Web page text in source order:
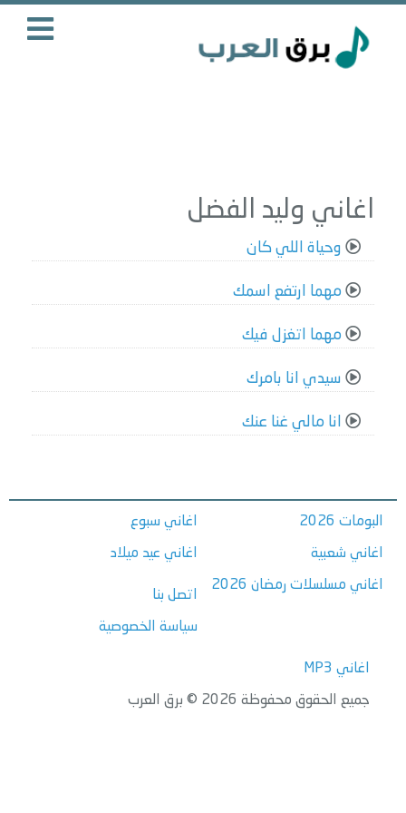
اغاني وليد الفضل
وحياة اللي كان
مهما ارتفع اسمك
مهما اتغزل فيك
سيدي انا بامرك
انا مالي غنا عنك
البومات 2026
اغاني شعبية
اغاني مسلسلات رمضان 2026
اغاني سبوع
اغاني عيد ميلاد
اتصل بنا
سياسة الخصوصية
اغاني MP3
جميع الحقوق محفوظة 2026 © برق العرب